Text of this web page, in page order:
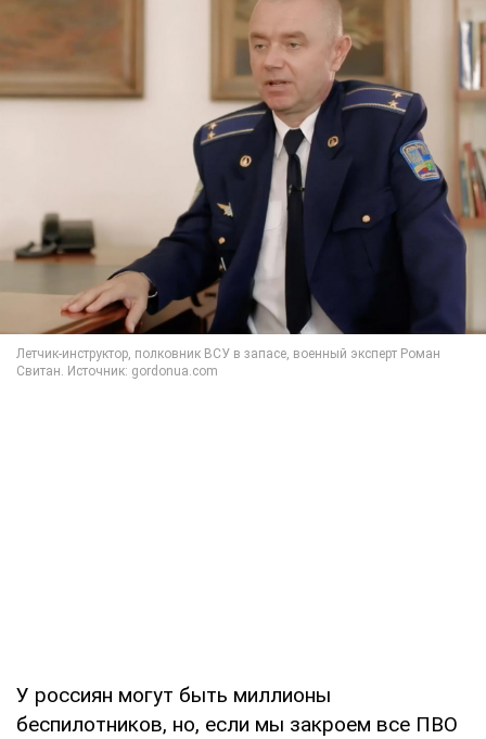
У россиян могут быть миллионы
беспилотников, но, если мы закроем все ПВО